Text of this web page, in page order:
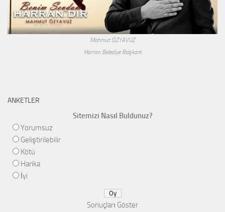
Mahmut ÖZYAVUZ
Harran Belediye Başkanı
ANKETLER
Sitemizi Nasıl Buldunuz?
Yorumsuz
Geliştirilebilir
Kötü
Harika
İyi
Sonuçları Göster